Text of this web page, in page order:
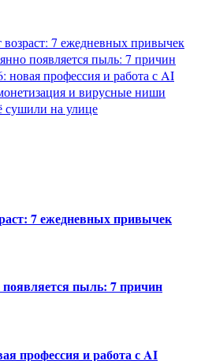
7 ежедневных привычек
появляется пыль: 7 причин
новая профессия и работа с AI
и вирусные ниши
сушили на улице
7 ежедневных привычек
пыль: 7 причин
профессия и работа с AI